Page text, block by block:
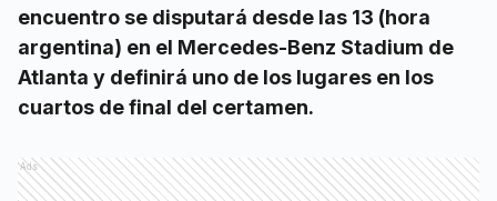
encuentro se disputará desde las 13 (hora
argentina) en el Mercedes-Benz Stadium de
Atlanta y definirá uno de los lugares en los
cuartos de final del certamen.
Ads